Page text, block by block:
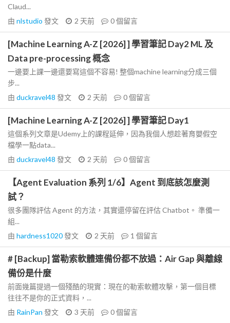
Claud...
由 nlstudio 發文 2 天前 0個留言
[Machine Learning A-Z [2026] ] 學習筆記 Day2 ML 及
Data pre-processing 概念
一邊要上課一邊還要寫這個不容易! 整個machine learning分成三個
步...
由 duckravel48 發文 2 天前 0個留言
[Machine Learning A-Z [2026] ] 學習筆記 Day1
這個系列文章是Udemy上的課程延伸，因為我個人想趁著育嬰假空
檔學一點data...
由 duckravel48 發文 2 天前 0個留言
【Agent Evaluation 系列 1/6】Agent 到底該怎麼測
試？
很多團隊評估 Agent 的方法，其實還停留在評估 Chatbot。 準備一
組...
由 hardness1020發文 2 天前 1 個留言
# [Backup] 當勒索軟體連備份都不放過：Air Gap 與離線
備份是什麼
前面幾篇提過一個殘酷的現實：現在的勒索軟體攻擊，第一個目標
往往不是你的正式資料，...
由 RainPan 發文 3 天前 0個留言